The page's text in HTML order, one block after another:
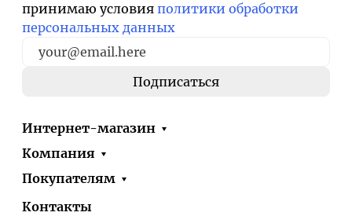
принимаю условия политики обработки
персональных данных
Интернет-магазин
Компания
Покупателям
Контакты